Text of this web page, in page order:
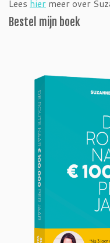
Lees hier meer over
Bestel mijn boek